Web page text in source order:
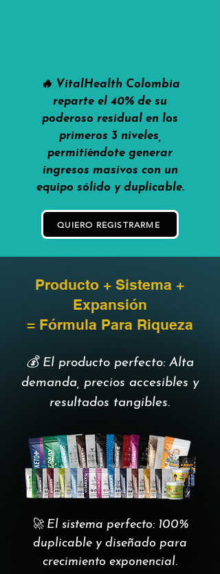
🔥 VitalHealth Colombia
reparte el 40% de su
poderoso residual en los
primeros 3 niveles,
permitiéndote generar
ingresos masivos con un
equipo sólido y duplicable.
QUIERO REGISTRARME
Producto + Sistema +
Expansión
= Fórmula Para Riqueza
💰 El producto perfecto: Alta
demanda, precios accesibles y
resultados tangibles.
🚀 El sistema perfecto: 100%
duplicable y diseñado para
crecimiento exponencial.